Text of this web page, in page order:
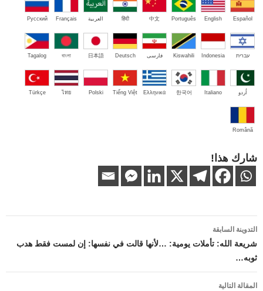
Español
English
Português
中文
हिंदी العربية Français
Русский
עברית Indonesia
Kiswahili فارسی Deutsch
日本語
বাংলা
Tagalog
اُردو Italiano
한국어
Ελληνικά
Tiếng Việt
Polski
ไทย
Türkçe
Română
شارك هذا!
تصفّح
المقالات
التدوينة السابقة
شريعة الله: تأملات يومية: …لأنها قالت في نفسها: إن لمست فقط هدب
ثوبه…
المقالة التالية